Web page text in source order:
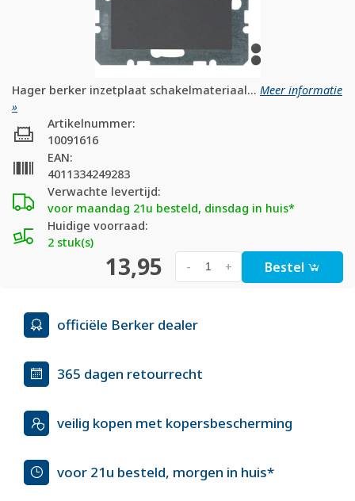
Hager berker inzetplaat schakelmateriaal... Meer informatie
»
Verwachte levertijd:
voor maandag 21u besteld, dinsdag in huis*
Huidige voorraad:
2 stuk(s)
Artikelnummer:
10091616
EAN:
4011334249283
13,95 +
- Bestel
officiële Berker dealer
365 dagen retourrecht
veilig kopen met kopersbescherming
voor 21u besteld, morgen in huis*